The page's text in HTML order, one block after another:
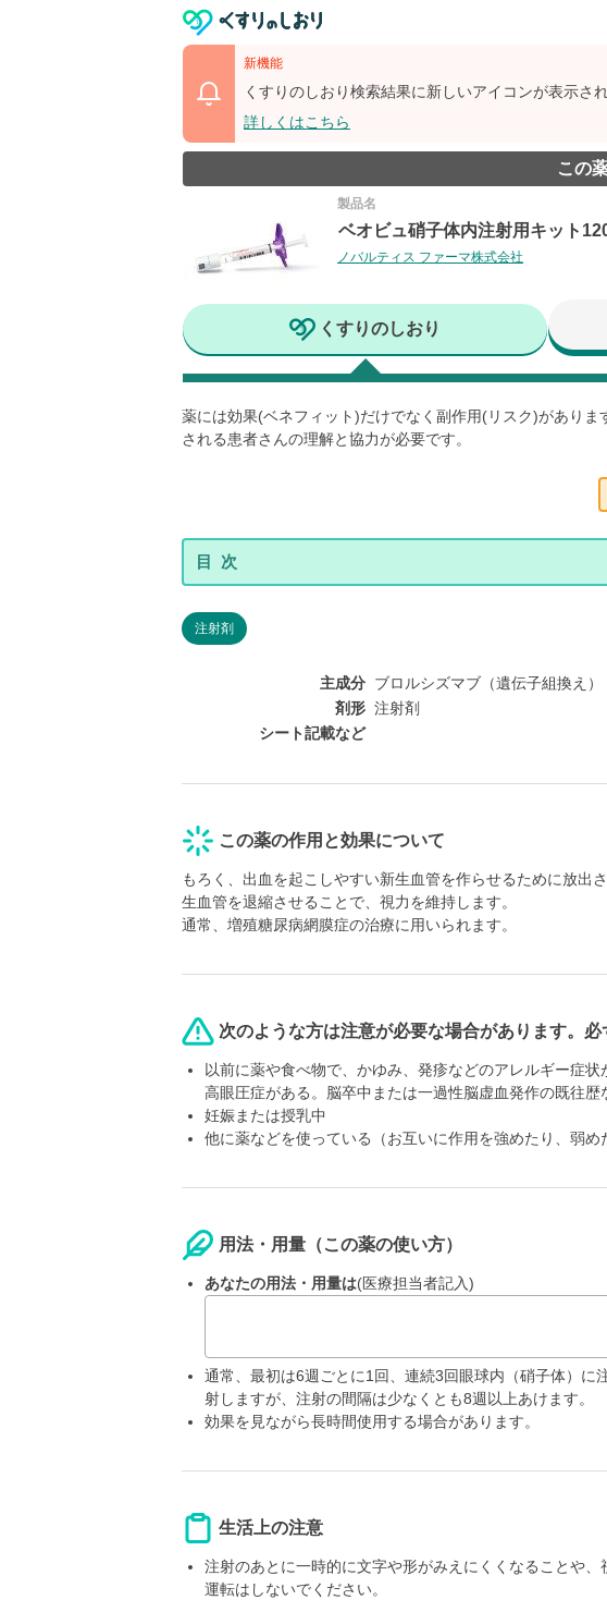
新機能
くすりのしおり検索結果に新しいアイコンが表示さ
詳しくはこちら
この
製品名
ベオビュ硝子体内注射用キット
ノバルティス ファーマ株式会社
くすりのしおり
薬には効果(ベネフィット)だけでなく副作用(リスク)があり
される患者さんの理解と協力が必要です。
注射剤
主成分 ブロルシズマブ（遺伝子組換え
剤形 注射剤
シート記載など
この薬の作用と効果について
もろく、出血を起こしやすい新生血管を作らせるために放出
生血管を退縮させることで、視力を維持します。
通常、増殖糖尿病網膜症の治療に用いられます。
次のような方は注意が必要な場合があります。
以前に薬や食べ物で、かゆみ、発疹などのアレルギー症
高眼圧症がある。脳卒中または一過性脳虚血発作の既往
妊娠または授乳中
他に薬などを使っている（お互いに作用を強めたり、弱
用法・用量（この薬の使い方）
あなたの用法・用量は(医療担当者記入)
通常、最初は6週ごとに1回、連続3回眼球内（硝子体）
射しますが、注射の間隔は少なくとも8週以上あけます。
効果を見ながら長時間使用する場合があります。
生活上の注意
注射のあとに一時的に文字や形がみえにくくなることや
運転はしないでください。